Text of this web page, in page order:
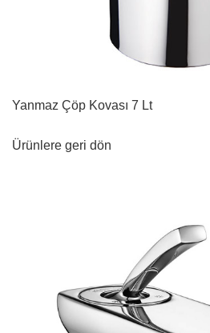
Yanmaz Çöp Kovası 7 Lt
Ürünlere geri dön